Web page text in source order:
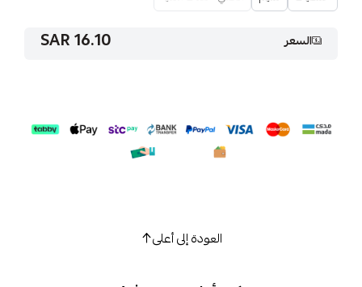
السعر 16.10 SAR
العودة إلى أعلى